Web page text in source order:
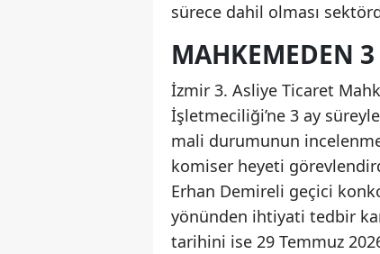
sürece dahil olması
MAHKEMEDEN
İzmir 3. Asliye Ticaret
İşletmeciliği’ne 3 ay
mali durumunun
komiser heyeti
Erhan Demireli geçici
yönünden ihtiyati tedbir
tarihini ise 29 Temmuz